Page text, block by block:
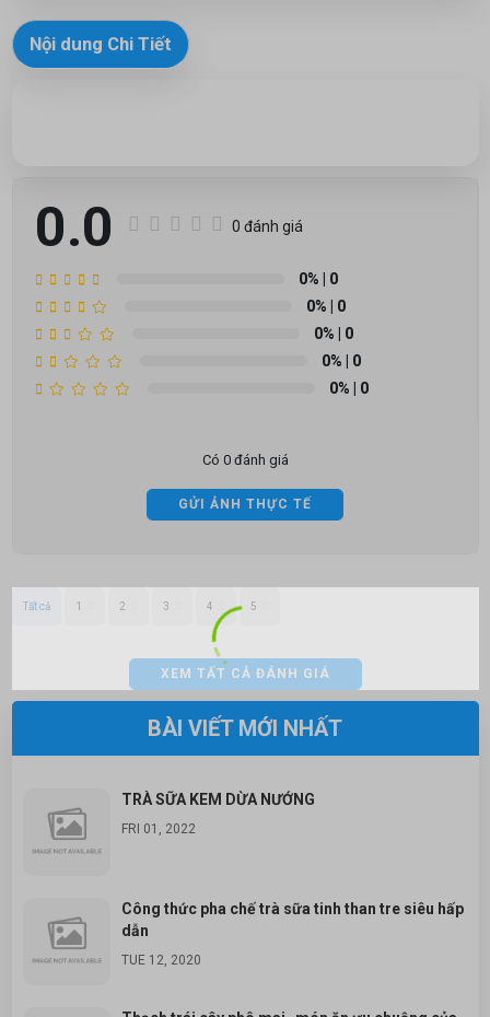
Nội dung Chi Tiết
0.0 0 đánh giá
0% | 0
0% | 0
0% | 0
0% | 0
0% | 0
Có 0 đánh giá
GỬI ẢNH THỰC TẾ
Tất cả 1 2 3 4 5
XEM TẤT CẢ ĐÁNH GIÁ
BÀI VIẾT MỚI NHẤT
TRÀ SỮA KEM DỪA NƯỚNG
FRI 01, 2022
Công thức pha chế trà sữa tinh than tre siêu hấp
dẫn
TUE 12, 2020